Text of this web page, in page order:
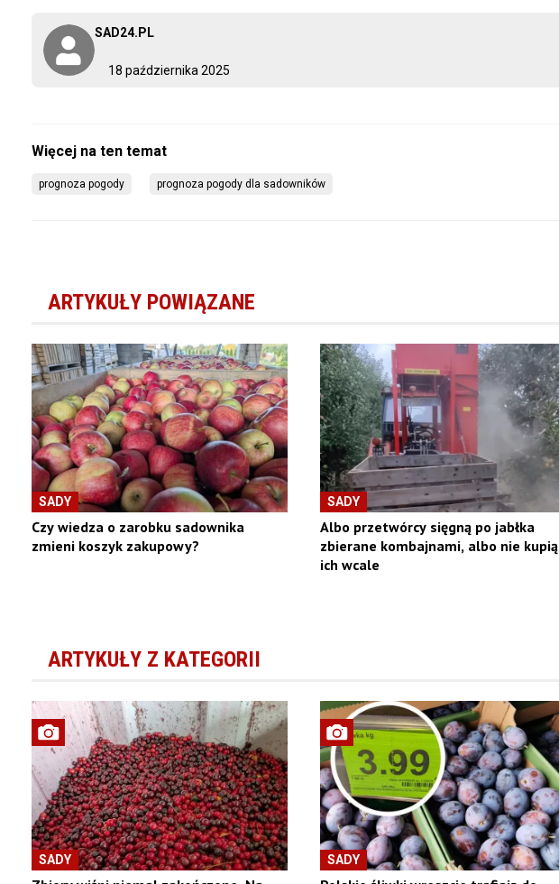
18 października 2025
SAD24.PL
prognoza pogody prognoza pogody dla sadowników
ARTYKUŁY POWIĄZANE
SADY
Czy wiedza o zarobku sadownika
zmieni koszyk zakupowy?
SADY
Albo przetwórcy sięgną po jabłka
zbierane kombajnami, albo nie kupią
ich wcale
ARTYKUŁY Z KATEGORII
SADY SADY